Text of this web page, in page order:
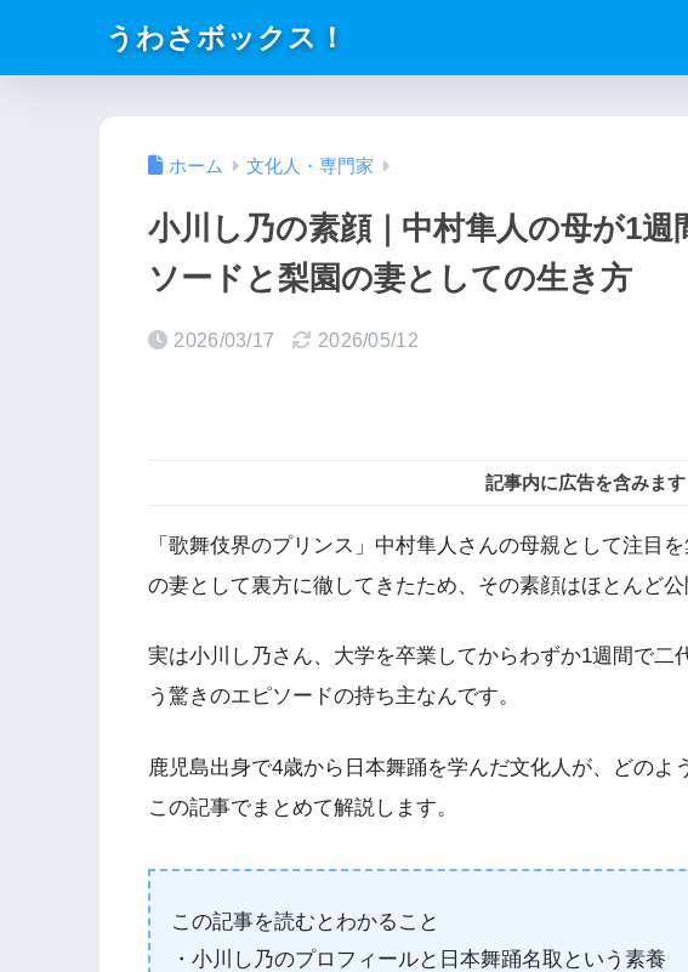
うわさボックス！
ホーム 文化人・専門家
小川し乃の素顔｜中村隼人の母が1
ソードと梨園の妻としての生き方
2026/03/17 2026/05/12
記事内に広告を含みます
「歌舞伎界のプリンス」中村隼人さんの母親として注目
の妻として裏方に徹してきたため、その素顔はほとんど公
実は小川し乃さん、大学を卒業してからわずか1週間で二
う驚きのエピソードの持ち主なんです。
鹿児島出身で4歳から日本舞踊を学んだ文化人が、どのよ
この記事でまとめて解説します。
この記事を読むとわかること
・小川し乃のプロフィールと日本舞踊名取という素養